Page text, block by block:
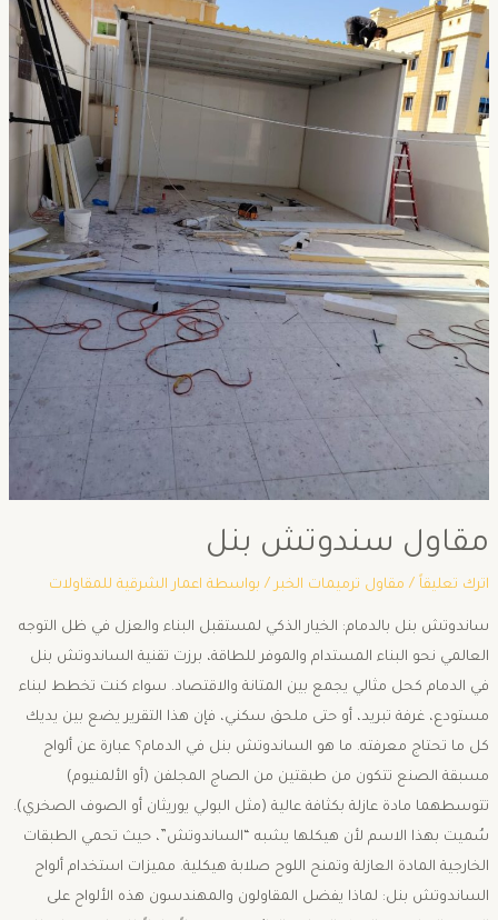
مقاول سندوتش بنل
اترك تعليقاً / مقاول ترميمات الخبر / بواسطة اعمار الشرقية للمقاولات
ساندوتش بنل بالدمام: الخيار الذكي لمستقبل البناء والعزل ​في ظل التوجه
العالمي نحو البناء المستدام والموفر للطاقة، برزت تقنية الساندوتش بنل
في الدمام كحل مثالي يجمع بين المتانة والاقتصاد. سواء كنت تخطط لبناء
مستودع، غرفة تبريد، أو حتى ملحق سكني، فإن هذا التقرير يضع بين يديك
كل ما تحتاج معرفته. ​ما هو الساندوتش بنل في الدمام؟ ​عبارة عن ألواح
مسبقة الصنع تتكون من طبقتين من الصاج المجلفن (أو الألمنيوم)
تتوسطهما مادة عازلة بكثافة عالية (مثل البولي يوريثان أو الصوف الصخري).
سُميت بهذا الاسم لأن هيكلها يشبه “الساندوتش”، حيث تحمي الطبقات
الخارجية المادة العازلة وتمنح اللوح صلابة هيكلية. ​مميزات استخدام ألواح
الساندوتش بنل: ​لماذا يفضل المقاولون والمهندسون هذه الألواح على